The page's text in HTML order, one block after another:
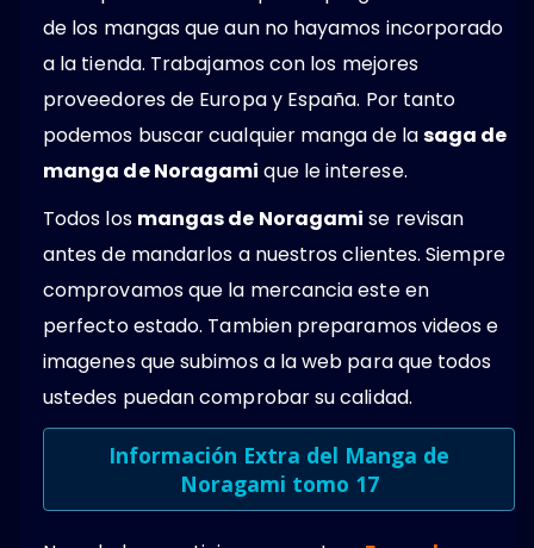
de los mangas que aun no hayamos incorporado
a la tienda. Trabajamos con los mejores
proveedores de Europa y España. Por tanto
podemos buscar cualquier manga de lasaga de
manga de Noragami que le interese.
Todos los mangas de Noragami se revisan
antes de mandarlos a nuestros clientes. Siempre
comprovamos que la mercancia este en
perfecto estado. Tambien preparamos videos e
imagenes que subimos a la web para que todos
ustedes puedan comprobar su calidad.
Información Extra del Manga de
Noragami tomo 17